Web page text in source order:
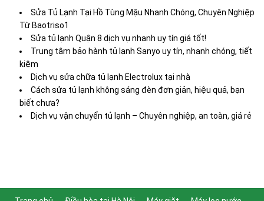
Sửa Tủ Lạnh Tại Hồ Tùng Mậu Nhanh Chóng, Chuyên Nghiệp
Từ Baotriso1
Sửa tủ lạnh Quận 8 dịch vụ nhanh uy tín giá tốt!
Trung tâm bảo hành tủ lạnh Sanyo uy tín, nhanh chóng, tiết
kiệm
Dịch vụ sửa chữa tủ lạnh Electrolux tại nhà
Cách sửa tủ lạnh không sáng đèn đơn giản, hiệu quả, bạn
biết chưa?
Dịch vụ vận chuyển tủ lạnh – Chuyên nghiệp, an toàn, giá rẻ